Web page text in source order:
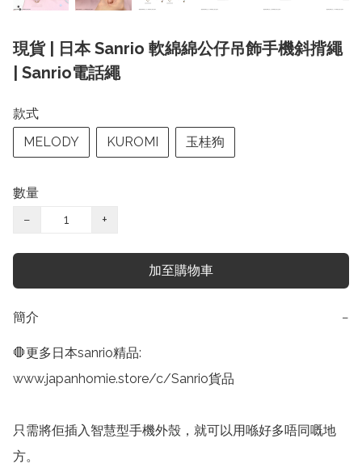
現貨 | 日本 Sanrio 軟綿綿公仔吊飾手機斜揹繩
| Sanrio電話繩
款式
MELODY
KUROMI 玉桂狗
數量
−
+
加至購物車
簡介 −
🛑更多日本sanrio精品:
www.japanhomie.store/c/Sanrio貨品
只需將佢插入智慧型手機外殼，就可以用喺好多唔同嘅地
方。